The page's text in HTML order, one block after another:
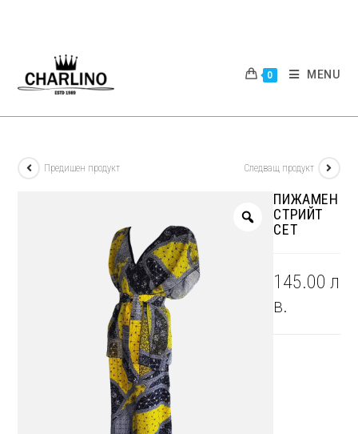
0 MENU
Предишен продукт Следващ продукт
ПИЖАМЕН
СТРИЙТ
СЕТ
145.00л
в.